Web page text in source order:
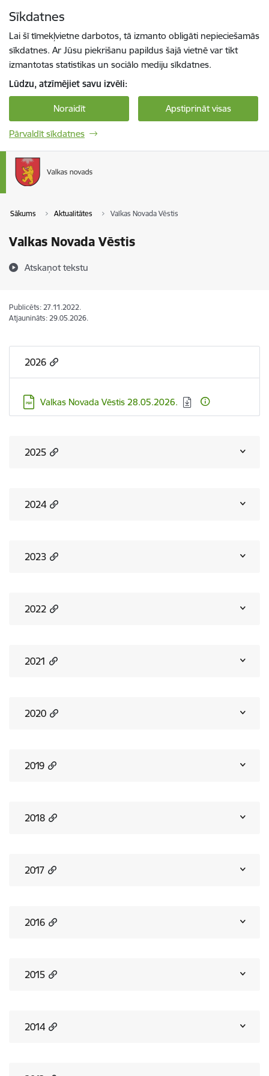
Sīkdatnes
Lai šī tīmekļvietne darbotos, tā izmanto obligāti nepieciešamās
sīkdatnes. Ar Jūsu piekrišanu papildus šajā vietnē var tikt
izmantotas statistikas un sociālo mediju sīkdatnes.
Lūdzu, atzīmējiet savu izvēli:
Noraidīt Apstiprināt visas
Pārvaldīt sīkdatnes
Sākums Aktualitātes Valkas Novada Vēstis
Valkas Novada Vēstis
Atskaņot tekstu
Publicēts: 27.11.2022.
Atjaunināts: 29.05.2026.
2026
Lejupielādēt:
Valkas Novada Vēstis 28.05.2026.
2025
2024
2023
2022
2021
2020
2019
2018
2017
2016
2015
2014